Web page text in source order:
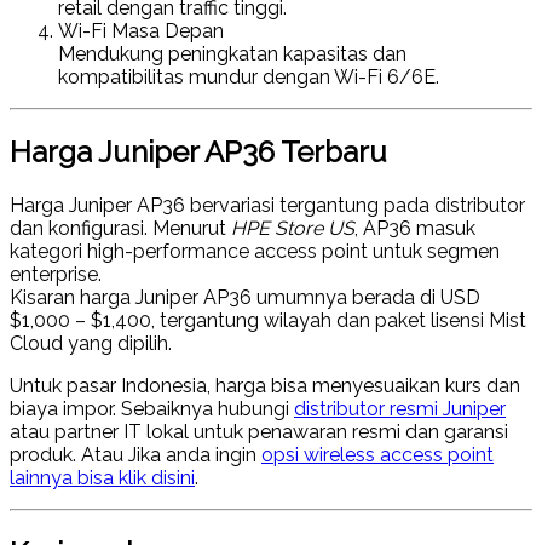
retail dengan traffic tinggi.
Wi-Fi Masa Depan
Mendukung peningkatan kapasitas dan
kompatibilitas mundur dengan Wi-Fi 6/6E.
Harga Juniper AP36 Terbaru
Harga Juniper AP36 bervariasi tergantung pada distributor
dan konfigurasi. Menurut HPE Store US, AP36 masuk
kategori high-performance access point untuk segmen
enterprise.
Kisaran harga Juniper AP36 umumnya berada di USD
$1,000 – $1,400, tergantung wilayah dan paket lisensi Mist
Cloud yang dipilih.
Untuk pasar Indonesia, harga bisa menyesuaikan kurs dan
biaya impor. Sebaiknya hubungi distributor resmi Juniper
atau partner IT lokal untuk penawaran resmi dan garansi
produk. Atau Jika anda ingin opsi wireless access point
lainnya bisa klik disini.